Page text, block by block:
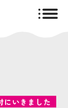
にいきました